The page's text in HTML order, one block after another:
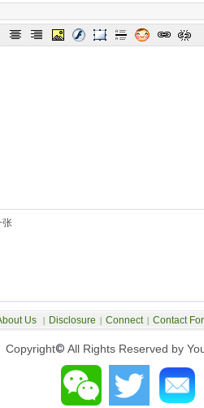
张
Copyright© All Rights Reserved by
Us | Disclosure | Connect | Contact